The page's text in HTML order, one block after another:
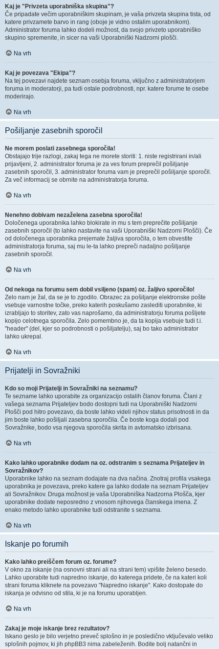
Kaj je "Privzeta uporabniška skupina"?
Če pripadate večim uporabniškim skupinam, je vaša privzeta skupina tista, od
katere privzamete barvo in rang (oboje je vidno ostalim uporabnikom).
Administrator foruma lahko dodeli možnost, da svojo privzeto uporabniško
skupino spremenite, in sicer na vaši Uporabniški Nadzorni plošči.
Na vrh
Kaj je povezava "Ekipa"?
Na tej povezavi najdete seznam osebja foruma, vključno z administratorjem
foruma in moderatorji, pa tudi ostale podrobnosti, npr. katere forume te osebe
moderirajo.
Na vrh
Pošiljanje zasebnih sporočil
Ne morem poslati zasebnega sporočila!
Obstajajo trije razlogi, zakaj tega ne morete storiti: 1. niste registrirani in/ali
prijavljeni, 2. administrator foruma je za ves forum preprečil pošiljanje
zasebnih sporočil, 3. administrator foruma vam je preprečil pošiljanje sporočil.
Za več informacij se obrnite na administratorja foruma.
Na vrh
Nenehno dobivam nezaželena zasebna sporočila!
Določenega uporabnika lahko blokirate in mu s tem preprečite pošiljanje
zasebnih sporočil (to lahko nastavite na vaši Uporabniški Nadzorni Plošči). Če
od določenega uporabnika prejemate žaljiva sporočila, o tem obvestite
administratorja foruma, saj mu le-ta lahko prepreči nadaljno pošiljanje
zasebnih sporočil.
Na vrh
Od nekoga na forumu sem dobil vsiljeno (spam) oz. žaljivo sporočilo!
Zelo nam je žal, da se je to zgodilo. Obrazec za pošiljanje elektronske pošte
vsebuje varnostne točke, preko katerih poskušamo zaslediti uporabnike, ki
izrabljajo to storitev, zato vas naprošamo, da administratorju foruma pošljete
kopijo celotnega sporočila. Zelo pomembno je, da ta kopija vsebuje tudi t.i.
"header" (del, kjer so podrobnosti o pošiljatelju), saj bo tako administrator
lahko ukrepal.
Na vrh
Prijatelji in Sovražniki
Kdo so moji Prijatelji in Sovražniki na seznamu?
Te sezname lahko uporabite za organizacijo ostalih članov foruma. Člani z
vašega seznama Prijateljev bodo dostopni tudi na Uporabniški Nadzorni
Plošči pod hitro povezavo, da boste lahko videli njihov status prisotnosti in da
jim boste lahko pošiljali zasebna sporočila. Če boste koga dodali pod
Sovražnike, bodo vsa njegova sporočila skrita in avtomatsko izbrisana.
Na vrh
Kako lahko uporabnike dodam na oz. odstranim s seznama Prijateljev in
Sovražnikov?
Uporabnike lahko na seznam dodajate na dva načina. Znotraj profila vsakega
uporabnika je povezava, preko katere ga lahko dodate na seznam Prijateljev
ali Sovražnikov. Druga možnost je vaša Uporabniška Nadzorna Plošča, kjer
uporabnike dodate neposredno z vnosom njihovega članskega imena. Z
enako metodo lahko uporabnike tudi odstranite s seznama.
Na vrh
Iskanje po forumih
Kako lahko preiščem forum oz. forume?
V okno za iskanje (na osnovni strani ali na strani tem) vpišite želeno besedo.
Lahko uporabite tudi napredno iskanje, do katerega pridete, če na kateri koli
strani foruma kliknete na povezavo "Napredno iskanje". Kako dostopate do
iskanja je odvisno od stila, ki je na forumu uporabljen.
Na vrh
Zakaj je moje iskanje brez rezultatov?
Iskano geslo je bilo verjetno preveč splošno in je posledično vključevalo veliko
splošnih pojmov, ki jih phpBB3 nima zabeleženih. Bodite bolj natančni in